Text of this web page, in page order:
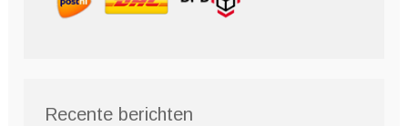
Recente berichten